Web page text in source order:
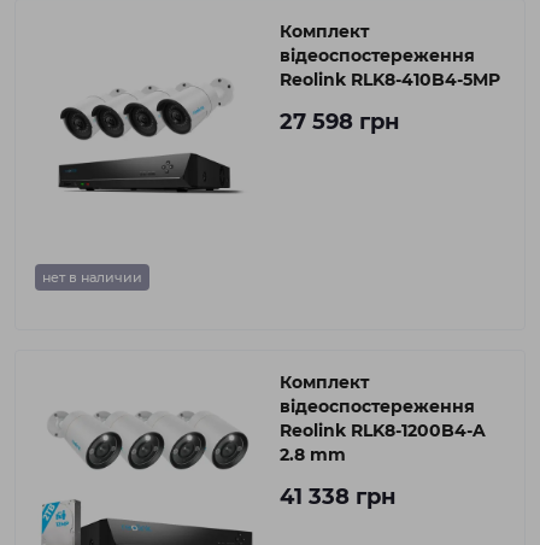
нет в наличии
Комплект
відеоспостереження
Reolink RLK8-410B4-5MP
27 598 грн
Комплект
відеоспостереження
Reolink RLK8-1200B4-A
2.8 mm
41 338 грн